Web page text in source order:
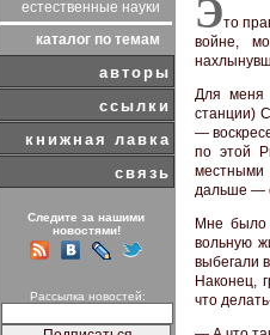
естественные науки
каталог по темам
авторы
ссылки
книжная лавка
связь
Следите за нашими
новостями!
Рассылка новостей:
Это
войне,
Для меня
станции)
—
по этой
дальше —
Мне было
вольную
выбегали
Наконец,
что